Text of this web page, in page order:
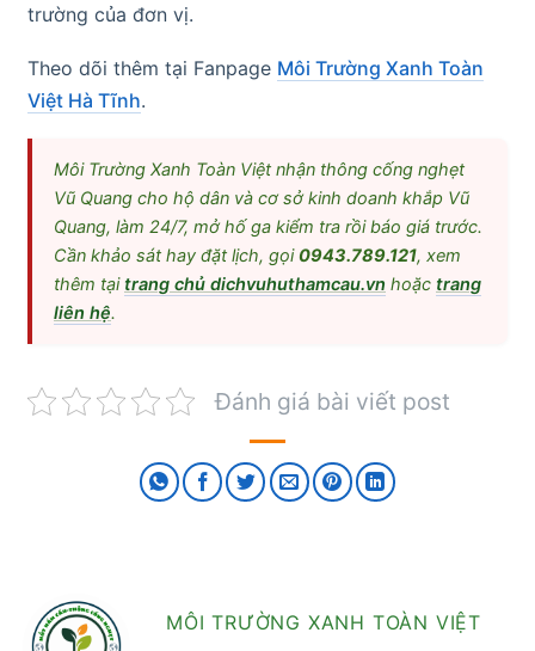
trường của đơn vị.
Theo dõi thêm tại Fanpage Môi Trường Xanh Toàn
Việt Hà Tĩnh.
Môi Trường Xanh Toàn Việt nhận thông cống nghẹt
Vũ Quang cho hộ dân và cơ sở kinh doanh khắp Vũ
Quang, làm 24/7, mở hố ga kiểm tra rồi báo giá trước.
Cần khảo sát hay đặt lịch, gọi0943.789.121, xem
thêm tại trang chủ dichvuhuthamcau.vn hoặc trang
liên hệ.
Đánh giá bài viết post
MÔI TRƯỜNG XANH TOÀN VIỆT